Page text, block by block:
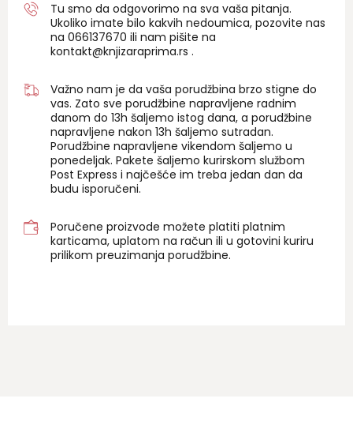
Tu smo da odgovorimo na sva vaša pitanja.
Ukoliko imate bilo kakvih nedoumica, pozovite nas
na 066137670 ili nam pišite na
kontakt@knjizaraprima.rs .
Važno nam je da vaša porudžbina brzo stigne do
vas. Zato sve porudžbine napravljene radnim
danom do 13h šaljemo istog dana, a porudžbine
napravljene nakon 13h šaljemo sutradan.
Porudžbine napravljene vikendom šaljemo u
ponedeljak. Pakete šaljemo kurirskom službom
Post Express i najčešće im treba jedan dan da
budu isporučeni.
Poručene proizvode možete platiti platnim
karticama, uplatom na račun ili u gotovini kuriru
prilikom preuzimanja porudžbine.